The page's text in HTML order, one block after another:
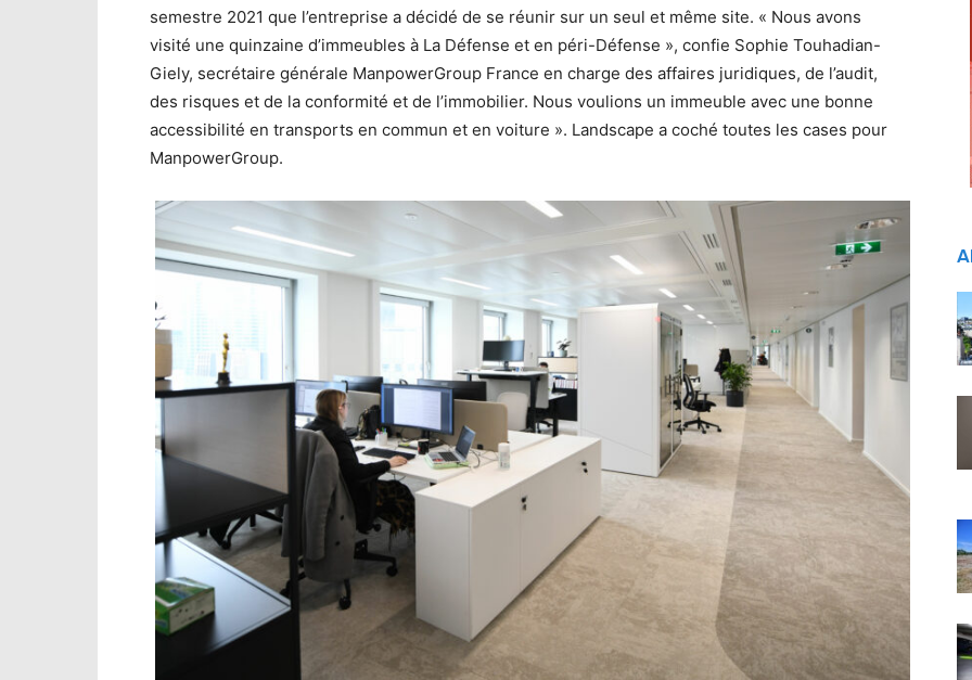
semestre 2021 que l’entreprise a décidé de se réunir sur un seul et même site. « Nous avons
visité une quinzaine d’immeubles à La Défense et en péri-Défense », confie Sophie Touhadian-
Giely, secrétaire générale ManpowerGroup France en charge des affaires juridiques, de l’audit,
des risques et de la conformité et de l’immobilier. Nous voulions un immeuble avec une bonne
accessibilité en transports en commun et en voiture ». Landscape a coché toutes les cases pour
ManpowerGroup.